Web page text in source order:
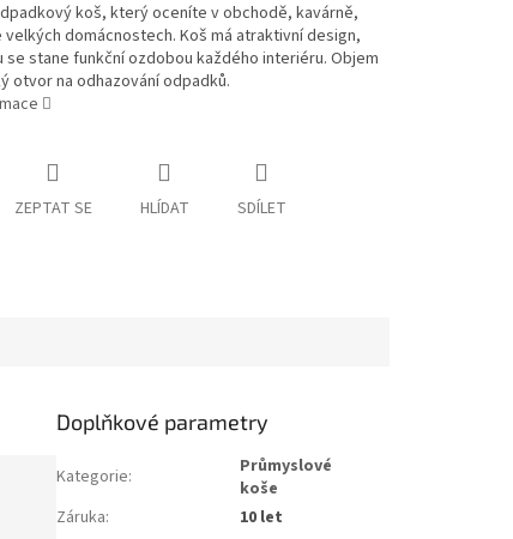
koš, který oceníte v obchodě, kavárně,
velkých domácnostech. Koš má atraktivní design,
stane funkční ozdobou každého interiéru. Objem
otvor na odhazování odpadků.
ZEPTAT SE HLÍDAT SDÍLET
Doplňkové parametry
Kategorie:
Průmyslové
koše
Záruka:
10 let